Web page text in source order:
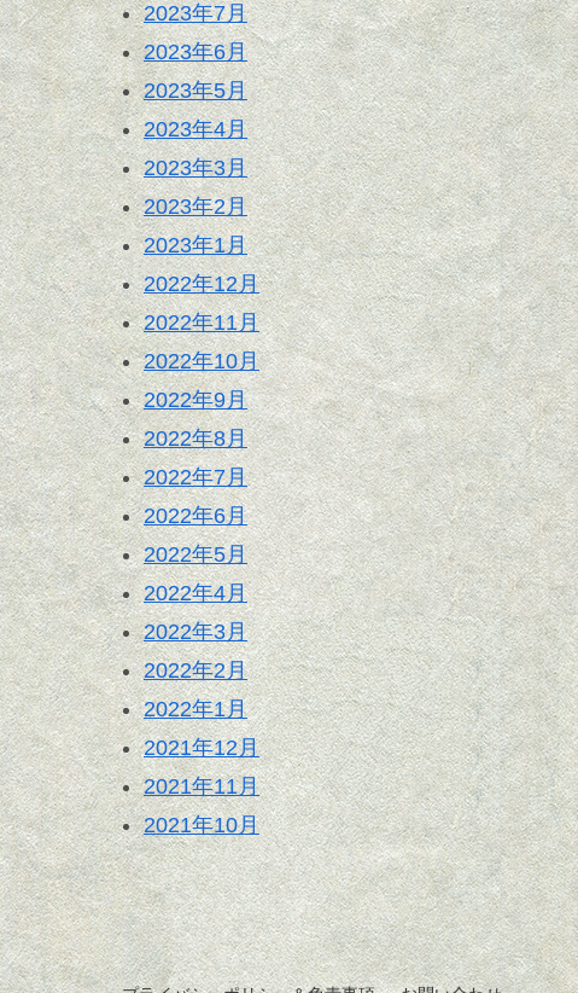
2023年7月
2023年6月
2023年5月
2023年4月
2023年3月
2023年2月
2023年1月
2022年12月
2022年11月
2022年10月
2022年9月
2022年8月
2022年7月
2022年6月
2022年5月
2022年4月
2022年3月
2022年2月
2022年1月
2021年12月
2021年11月
2021年10月